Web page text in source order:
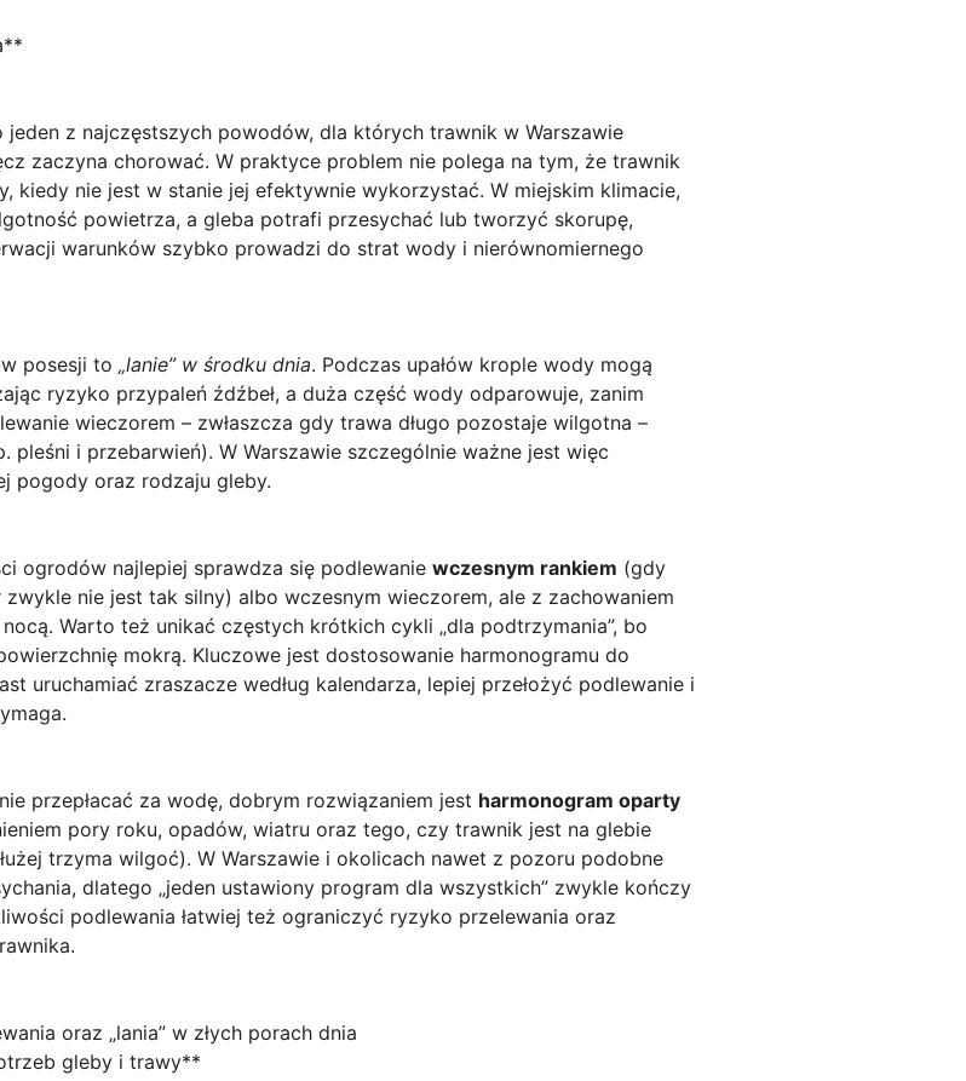
jeden z najczęstszych powodów, dla których trawnik w Warszawie
zaczyna chorować. W praktyce problem nie polega na tym, że trawnik
kiedy nie jest w stanie jej efektywnie wykorzystać. W miejskim klimacie,
powietrza, a gleba potrafi przesychać lub tworzyć skorupę,
warunków szybko prowadzi do strat wody i nierównomiernego
posesji to „lanie” w środku dnia. Podczas upałów krople wody mogą
ryzyko przypaleń źdźbeł, a duża część wody odparowuje, zanim
wieczorem – zwłaszcza gdy trawa długo pozostaje wilgotna –
i przebarwień). W Warszawie szczególnie ważne jest więc
pogody oraz rodzaju gleby.
ogrodów najlepiej sprawdza się podlewanie wczesnym rankiem (gdy
nie jest tak silny) albo wczesnym wieczorem, ale z zachowaniem
Warto też unikać częstych krótkich cykli „dla podtrzymania”, bo
mokrą. Kluczowe jest dostosowanie harmonogramu do
uruchamiać zraszacze według kalendarza, lepiej przełożyć podlewanie i
przepłacać za wodę, dobrym rozwiązaniem jest harmonogram oparty
pory roku, opadów, wiatru oraz tego, czy trawnik jest na glebie
trzyma wilgoć). W Warszawie i okolicach nawet z pozoru podobne
dlatego „jeden ustawiony program dla wszystkich” zwykle kończy
podlewania łatwiej też ograniczyć ryzyko przelewania oraz
oraz „lania” w złych porach dnia
gleby i trawy**